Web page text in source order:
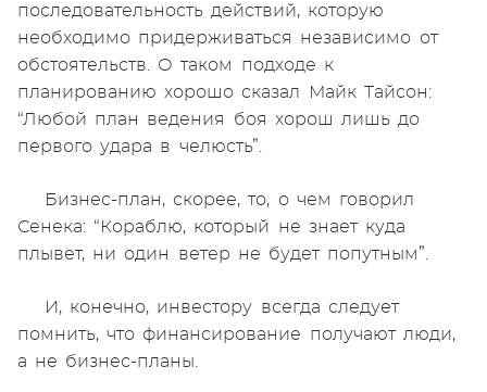
последовательность действий, которую
необходимо придерживаться независимо от
обстоятельств. О таком подходе к
планированию хорошо сказал Майк Тайсон:
“Любой план ведения боя хорош лишь до
первого удара в челюсть”.
Бизнес-план, скорее, то, о чем говорил
Сенека: “Кораблю, который не знает куда
плывет, ни один ветер не будет попутным”.
И, конечно, инвестору всегда следует
помнить, что финансирование получают люди,
а не бизнес-планы.